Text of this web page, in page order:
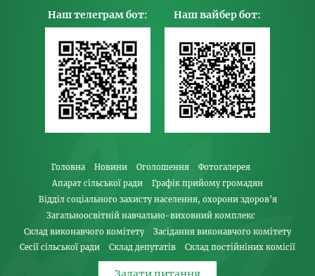
Наш телеграм бот: Наш вайбер бот:
Головна Новини Оголошення
Фотогалерея
Апарат сільської ради
Графік прийому громадян
Відділ соціального захисту населення, охорони здоров’я
Загальноосвітній навчально-виховний комплекс
Склад виконавчого комітету
Засідання виконавчого комітету
Сесії сільської ради
Склад депутатів Склад постійніних комісії